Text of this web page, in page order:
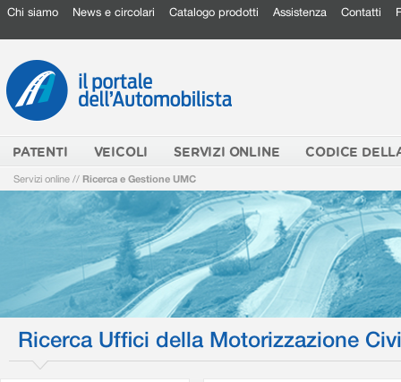
Chi siamo News e circolari Catalogo prodotti Assistenza Contatti
PATENTI VEICOLI SERVIZI ONLINE CODICE
Servizi online // Ricerca e Gestione UMC
Ricerca Uffici della Motorizzazione